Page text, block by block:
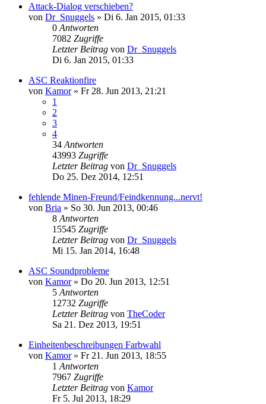
Attack-Dialog verschieben?
von Dr_Snuggels » Di 6. Jan 2015, 01:33
0 Antworten
7082 Zugriffe
Letzter Beitrag von Dr_Snuggels
Di 6. Jan 2015, 01:33
ASC Reaktionfire
von Kamor» Fr 28. Jun 2013, 21:21
1
2
3
4
34 Antworten
43993 Zugriffe
Letzter Beitrag von Dr_Snuggels
Do 25. Dez 2014, 12:51
fehlende Minen-Freund/Feindkennung...nervt!
von Bria » So 30. Jun 2013, 00:46
8 Antworten
15545 Zugriffe
Letzter Beitrag von Dr_Snuggels
Mi 15. Jan 2014, 16:48
ASC Soundprobleme
von Kamor» Do 20. Jun 2013, 12:51
5 Antworten
12732 Zugriffe
Letzter Beitrag von TheCoder
Sa 21. Dez 2013, 19:51
Einheitenbeschreibungen Farbwahl
von Kamor» Fr 21. Jun 2013, 18:55
1 Antworten
7967 Zugriffe
Letzter Beitrag von Kamor
Fr 5. Jul 2013, 18:29